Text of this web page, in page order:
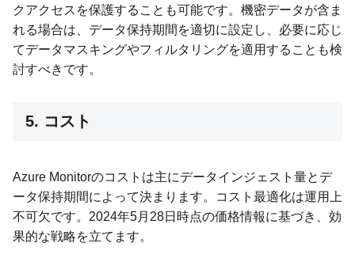
クアクセスを保護することも可能です。機密データが含ま
れる場合は、データ保持期間を適切に設定し、必要に応じ
てデータマスキングやフィルタリングを適用することも検
討すべきです。
5. コスト
Azure Monitorのコストは主にデータインジェスト量とデ
ータ保持期間によって決まります。コスト最適化は運用上
不可欠です。2024年5月28日時点の価格情報に基づき、効
果的な戦略を立てます。